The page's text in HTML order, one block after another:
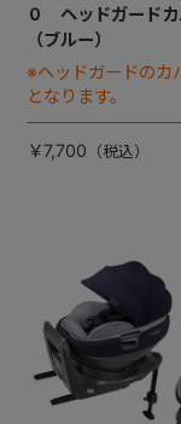
０ ヘッドガード
（ブルー）
※ヘッドガードのカ
となります。
￥7,700